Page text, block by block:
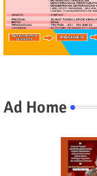
Ad Home